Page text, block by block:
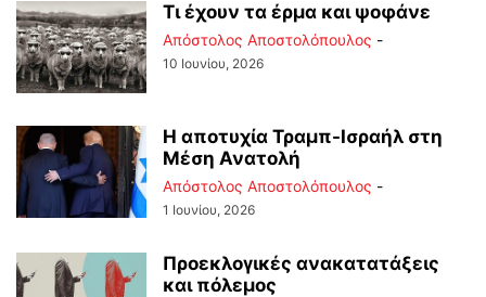
Τι έχουν τα έρμα και ψοφάνε
Απόστολος Αποστολόπουλος -
10 Ιουνίου, 2026
Η αποτυχία Τραμπ-Ισραήλ στη
Μέση Ανατολή
Απόστολος Αποστολόπουλος -
1 Ιουνίου, 2026
Προεκλογικές ανακατατάξεις
και πόλεμος